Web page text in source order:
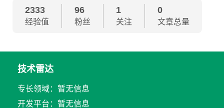
2333
经验值
96
粉丝
1
关注
0
文章总量
技术雷达
专长领域：暂无信息
开发平台：暂无信息